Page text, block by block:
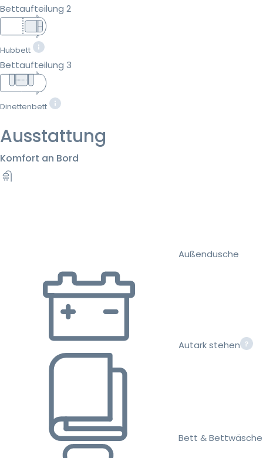
Bettaufteilung 2
Hubbett
Bettaufteilung 3
Dinettenbett
Ausstattung
Komfort an Bord
Außendusche
Autark stehen
Bett & Bettwäsche